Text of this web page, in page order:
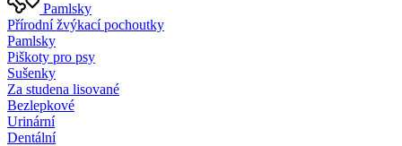
Pamlsky
Přírodní žvýkací pochoutky
Pamlsky
Piškoty pro psy
Sušenky
Za studena lisované
Bezlepkové
Urinární
Dentální